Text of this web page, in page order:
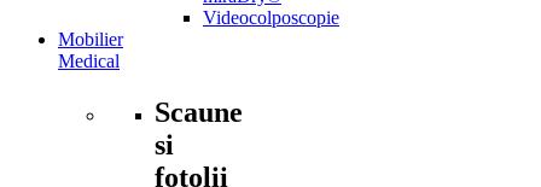
Videocolposcopie
Mobilier
Medical
Scaune
si
fotolii